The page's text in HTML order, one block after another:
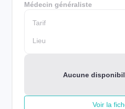
Médecin généraliste
Tarif
Lieu
Aucune
Voir la